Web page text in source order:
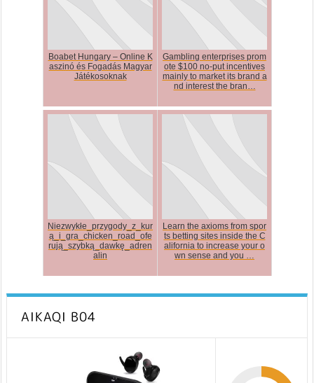
Boabet Hungary – Online K
aszinó és Fogadás Magyar
Játékosoknak
Gambling enterprises prom
ote $100 no-put incentives
mainly to market its brand a
nd interest the bran…
Niezwykłe_przygody_z_kur
ą_i_gra_chicken_road_ofe
rują_szybką_dawkę_adren
alin
Learn the axioms from spor
ts betting sites inside the C
alifornia to increase your o
wn sense and you …
AIKAQI B04